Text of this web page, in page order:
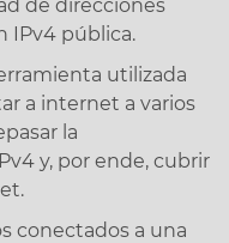
de direcciones
IPv4 pública.
utilizada
a internet a varios
la
y, por ende, cubrir
conectados a una